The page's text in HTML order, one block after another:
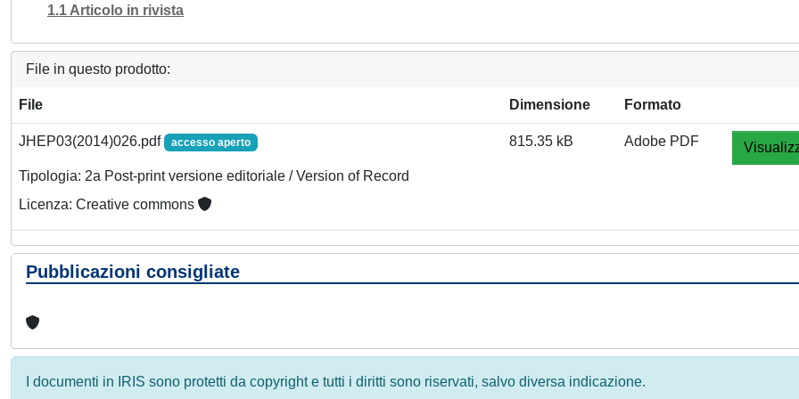
1.1 Articolo in rivista
File in questo prodotto:
File Dimensione Formato
JHEP03(2014)026.pdf accesso aperto
Tipologia: 2a Post-print versione editoriale / Version of Record
Licenza: Creative commons
815.35 kB Adobe PDF
Pubblicazioni consigliate
I documenti in IRIS sono protetti da copyright e tutti i diritti sono riservati, salvo diversa indicazione.